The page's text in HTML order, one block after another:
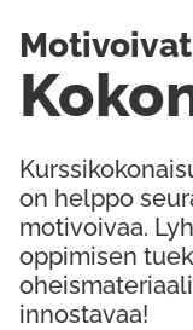
on helppo
motivoivaa.
oppimisen
innostavaa!
Motivoivat